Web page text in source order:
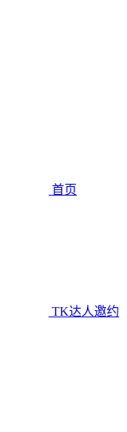
首页
TK达人邀约